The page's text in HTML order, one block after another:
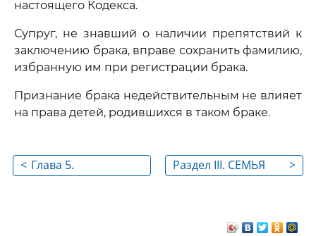
настоящего Кодекса.
Супруг, не знавший о наличии препятствий к
заключению брака, вправе сохранить фамилию,
избранную им при регистрации брака.
Признание брака недействительным не влияет
на права детей, родившихся в таком браке.
< Глава 5.
>
Раздел III. СЕМЬЯ